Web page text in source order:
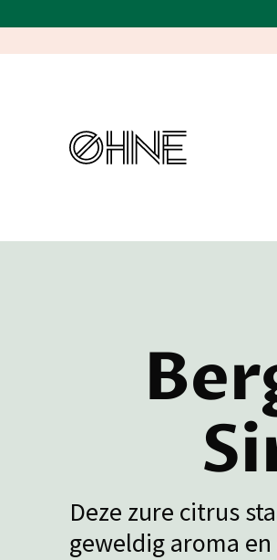
Deze zure citrus
geweldig aroma